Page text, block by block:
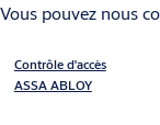
Vous pouvez nous
Contrôle d'accès
ASSA ABLOY